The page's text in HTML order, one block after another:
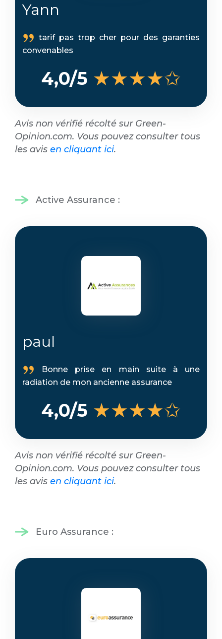
Yann
tarif pas trop cher pour des garanties
convenables
4,0/5 ★★★★✩
Avis non vérifié récolté sur Green-
Opinion.com. Vous pouvez consulter tous
les avis en cliquant ici.
Active Assurance :
paul
Bonne prise en main suite à une
radiation de mon ancienne assurance
4,0/5 ★★★★✩
Avis non vérifié récolté sur Green-
Opinion.com. Vous pouvez consulter tous
les avis en cliquant ici.
Euro Assurance :